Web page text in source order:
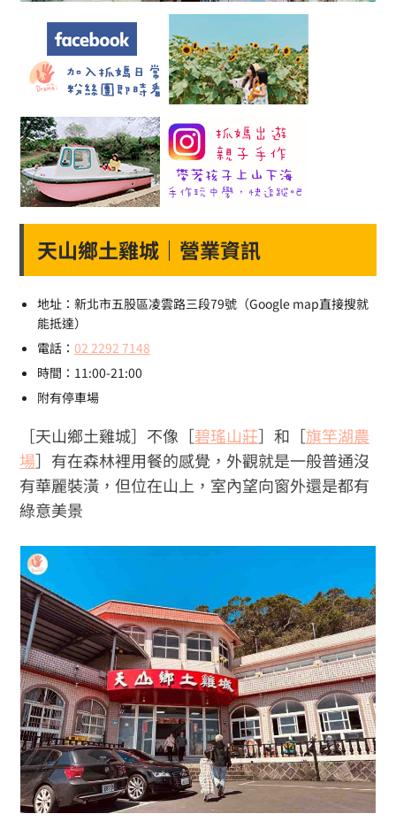
天山鄉土雞城｜營業資訊
地址：新北市五股區凌雲路三段79號（Google map直接搜就
能抵達）
電話： 02 2292 7148
時間：11:00-21:00
附有停車場
［天山鄉土雞城］不像［碧瑤山莊］和［旗竿湖農
場］有在森林裡用餐的感覺，外觀就是一般普通沒
有華麗裝潢，但位在山上，室內望向窗外還是都有
綠意美景